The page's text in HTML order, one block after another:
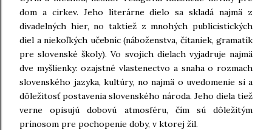
dom a cirkev. Jeho literárne dielo sa skladá najmä z
divadelných hier, no taktiež z mnohých publicistických
diel a niekoľkých učebníc (náboženstva, čítaniek, gramatík
pre slovenské školy). Vo svojich dielach vyjadruje najmä
dve myšlienky: ozajstné vlastenectvo a snaha o rozmach
slovenského jazyka, kultúry, no najmä o uvedomenie si a
dôležitosť postavenia slovenského národa. Jeho diela tiež
verne opisujú dobovú atmosféru, čím sú dôležitým
prínosom pre pochopenie doby, v ktorej žil.